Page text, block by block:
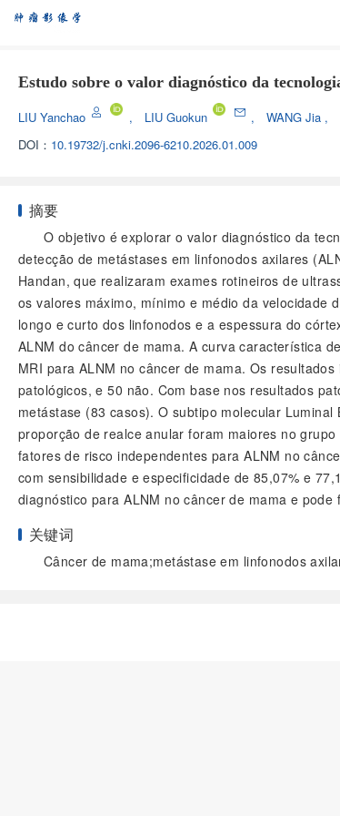
Estudo sobre o valor diagnóstico da
LIU Yanchao , LIU Guokun , WANG Jia ,
DOI： 10.19732/j.cnki.2096-6210.2026.01.009
摘要
O objetivo é explorar o valor diagnóstico da
detecção de metástases em linfonodos axilares
Handan, que realizaram exames rotineiros de
os valores máximo, mínimo e médio da velocidade
longo e curto dos linfonodos e a espessura do
ALNM do câncer de mama. A curva característica
MRI para ALNM no câncer de mama. Os
patológicos, e 50 não. Com base nos resultados
metástase (83 casos). O subtipo molecular
proporção de realce anular foram maiores no
fatores de risco independentes para ALNM no
com sensibilidade e especificidade de 85,07% e
diagnóstico para ALNM no câncer de mama e
关键词
Câncer de mama;metástase em linfonodos